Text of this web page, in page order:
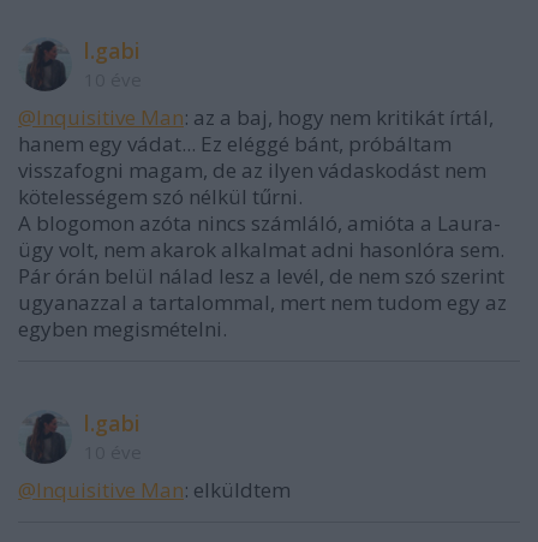
l.gabi
@Inquisitive Man: az a baj, hogy nem kritikát írtál,
hanem egy vádat... Ez eléggé bánt, próbáltam
visszafogni magam, de az ilyen vádaskodást nem
kötelességem szó nélkül tűrni.
A blogomon azóta nincs számláló, amióta a Laura-
ügy volt, nem akarok alkalmat adni hasonlóra sem.
Pár órán belül nálad lesz a levél, de nem szó szerint
ugyanazzal a tartalommal, mert nem tudom egy az
egyben megismételni.
l.gabi
@Inquisitive Man: elküldtem